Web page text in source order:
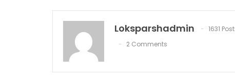
Loksparshadmin
1631
2 Comments